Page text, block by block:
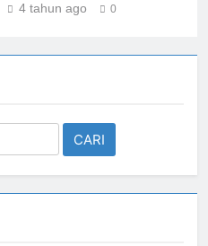
4 tahun ago 0